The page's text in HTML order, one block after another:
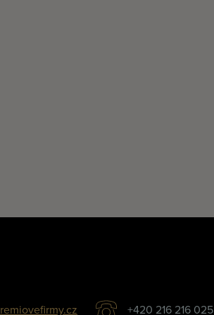
+420 216 216 025